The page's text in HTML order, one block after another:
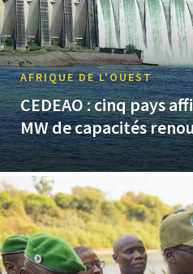
AFRIQUE DE L'OUEST
CEDEAO : cinq pays
MW de capacités